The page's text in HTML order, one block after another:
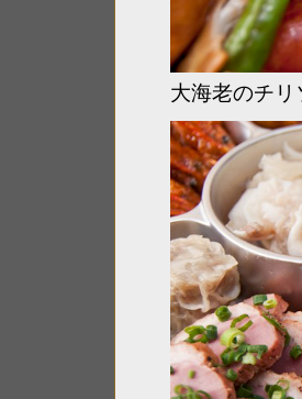
大海老のチリ